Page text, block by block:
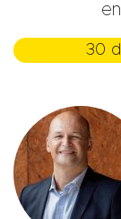
30